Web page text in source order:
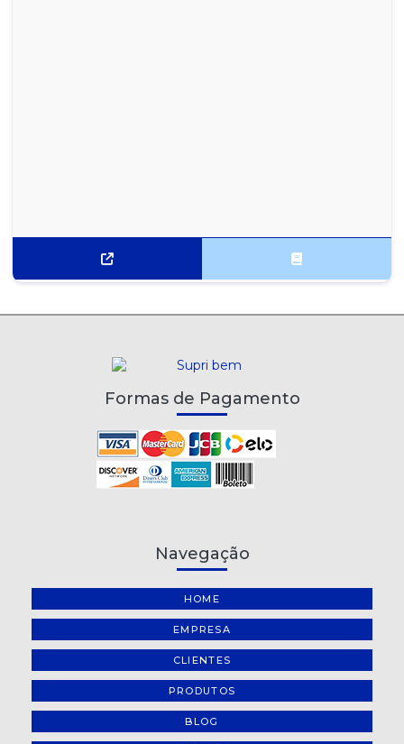
Formas de Pagamento
Navegação
HOME
EMPRESA
CLIENTES
PRODUTOS
BLOG